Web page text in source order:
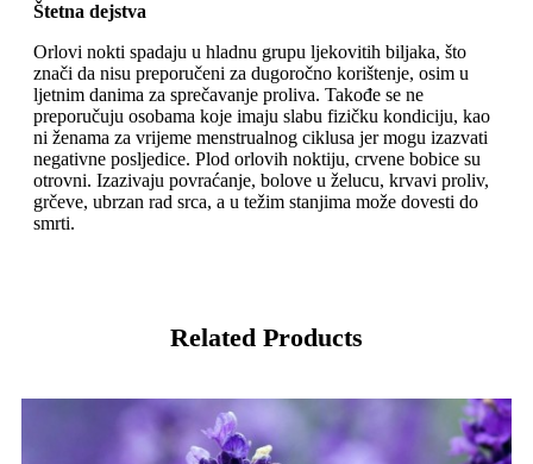
Štetna dejstva
Orlovi nokti spadaju u hladnu grupu ljekovitih biljaka, što
znači da nisu preporučeni za dugoročno korištenje, osim u
ljetnim danima za sprečavanje proliva. Takođe se ne
preporučuju osobama koje imaju slabu fizičku kondiciju, kao
ni ženama za vrijeme menstrualnog ciklusa jer mogu izazvati
negativne posljedice. Plod orlovih noktiju, crvene bobice su
otrovni. Izazivaju povraćanje, bolove u želucu, krvavi proliv,
grčeve, ubrzan rad srca, a u težim stanjima može dovesti do
smrti.
Related Products